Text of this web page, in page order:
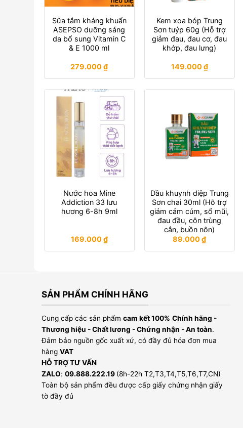
Sữa tắm kháng khuẩn
ASEPSO dưỡng sáng
da bổ sung Vitamin C
& E 1000 ml
279.000₫
Kem xoa bóp Trung
Sơn tuýp 60g (Hỗ trợ
giảm đau, đau cơ, đau
khớp, đau lưng)
149.000₫
Nước hoa Mine
Addiction 33 lưu
hương 6-8h 9ml
169.000₫
Dầu khuynh diệp Trung
Sơn chai 30ml (Hỗ trợ
giảm cảm cúm, sổ mũi,
đau đầu, côn trùng
cắn, buồn nôn)
89.000₫
SẢN PHẨM CHÍNH HÃNG
Cung cấp các sản phẩm cam kết 100% Chính hãng -
Thương hiệu - Chất lương - Chứng nhận - An toàn.
Đảm bảo nguồn gốc xuất xứ, có đầy đủ hóa đơn mua
hàng VAT
HỖ TRỢ TƯ VẤN
ZALO: 09.888.222.19 (8h-22h T2,T3,T4,T5,T6,T7,CN)
Toàn bộ sản phẩm đều được cấp giấy chứng nhận giấy
tờ đầy đủ